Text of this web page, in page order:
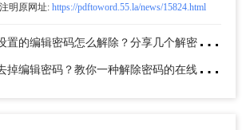
明原网址: https://pdftoword.55.la/news/15824.html
上
一篇：pdf文档设置的编辑密码怎么解除？分享几个解密方法！
下
一篇：pdf如何去掉编辑密码？教你一种解除密码的在线方法！